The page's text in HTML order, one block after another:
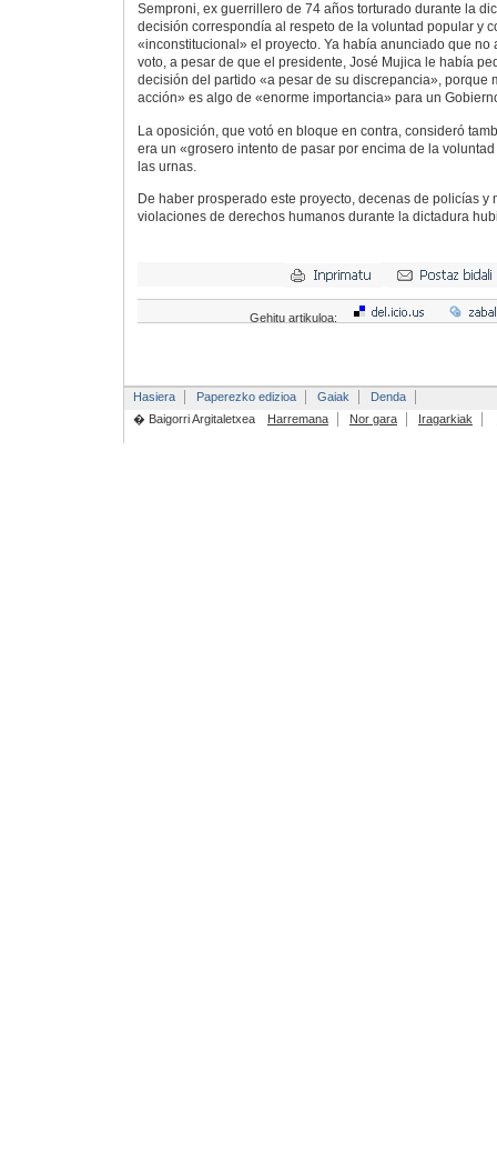
Semproni, ex guerrillero de 74 años torturado durante la
decisión correspondía al respeto de la voluntad popular y
«inconstitucional» el proyecto. Ya había anunciado que no
voto, a pesar de que el presidente, José Mujica le había
decisión del partido «a pesar de su discrepancia», porque
acción» es algo de «enorme importancia» para un
La oposición, que votó en bloque en contra, consideró
era un «grosero intento de pasar por encima de la
las urnas.
De haber prosperado este proyecto, decenas de policías y
violaciones de derechos humanos durante la dictadura
Gehitu artikuloa:
Hasiera Paperezko edizioa Gaiak
Denda
� Baigorri Argitaletxea
Harremana Nor gara Iragarkiak